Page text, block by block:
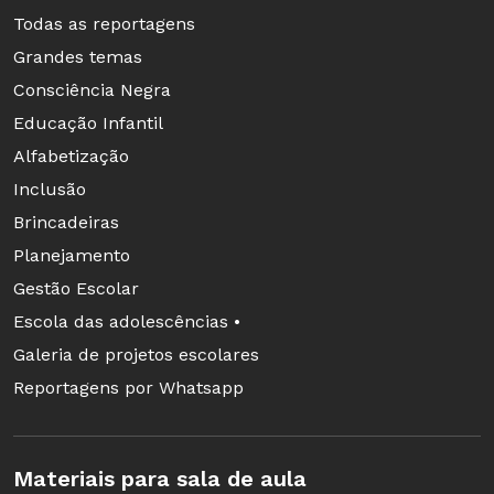
e Militar nas comunidades de Vila Kennedy, Vila Aliança e
Coreia, no Rio de Janeiro Foto: Tânia Rego/Agência Brasil
Todas as reportagens
Grandes temas
Consciência Negra
Educação Infantil
Alfabetização
Inclusão
Brincadeiras
Planejamento
Gestão Escolar
Escola das adolescências •
Galeria de projetos escolares
Reportagens por Whatsapp
Materiais para sala de aula